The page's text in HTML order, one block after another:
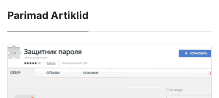
Parimad Artiklid